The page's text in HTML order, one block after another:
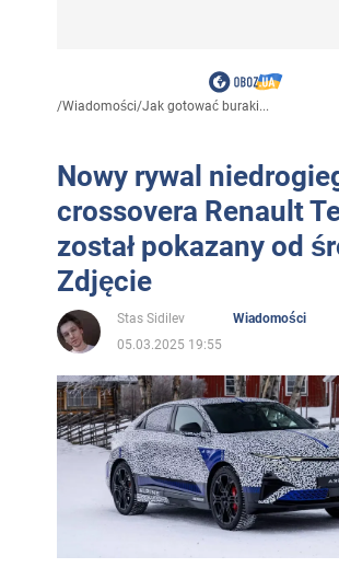
/Wiadomości/Jak gotować buraki...
Nowy rywal
crossovera Renault
został pokazany od
Zdjęcie
Stas Sidilev
Wiadomości
05.03.2025 19:55